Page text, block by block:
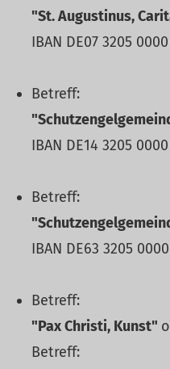
"St. Augustinus,
IBAN DE07 3205
Betreff:
IBAN DE14 3205
Betreff:
IBAN DE63 3205
Betreff:
"Pax Christi, Kunst"
Betreff: